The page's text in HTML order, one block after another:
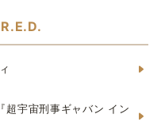
超宇宙刑事ギャバン イン